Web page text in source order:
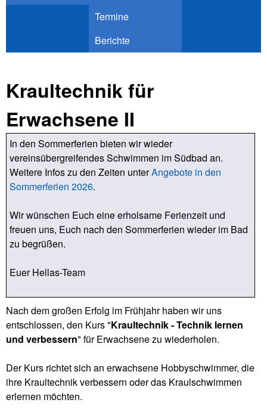
Termine
Berichte
Kraultechnik für
Erwachsene II
In den Sommerferien bieten wir wieder
vereinsübergreifendes Schwimmen im Südbad an.
Weitere Infos zu den Zeiten unterAngebote in den
Sommerferien 2026.
Wir wünschen Euch eine erholsame Ferienzeit und
freuen uns, Euch nach den Sommerferien wieder im Bad
zu begrüßen.
Euer Hellas-Team
Nach dem großen Erfolg im Frühjahr haben wir uns
entschlossen, den Kurs "Kraultechnik - Technik lernen
und verbessern" für Erwachsene zu wiederholen.
Der Kurs richtet sich an erwachsene Hobbyschwimmer, die
ihre Kraultechnik verbessern oder das Kraulschwimmen
erlernen möchten.